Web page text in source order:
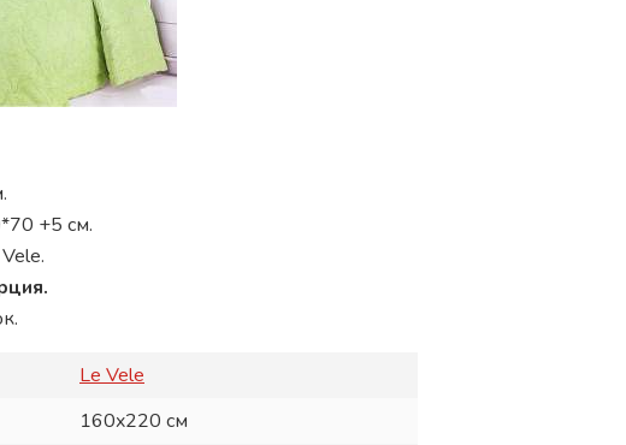
+5 см.
Le Vele
160x220 см